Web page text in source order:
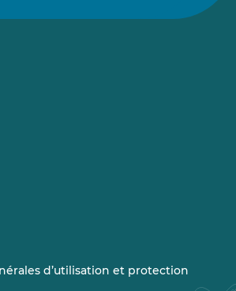
sursur
d’utilisation et protection